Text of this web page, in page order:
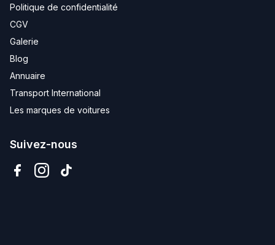
Politique de confidentialité
CGV
Galerie
Blog
Annuaire
Transport International
Les marques de voitures
Suivez-nous